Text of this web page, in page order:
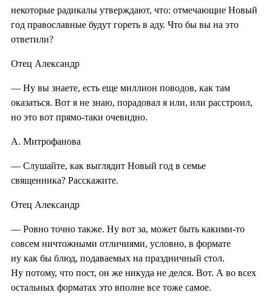
некоторые радикалы утверждают, что: отмечающие Новый
год православные будут гореть в аду. Что бы вы на это
ответили?
Отец Александр
— Ну вы знаете, есть еще миллион поводов, как там
оказаться. Вот я не знаю, порадовал я или, или расстроил,
но это вот прямо-таки очевидно.
А. Митрофанова
— Слушайте, как выглядит Новый год в семье
священника? Расскажите.
Отец Александр
— Ровно точно также. Ну вот за, может быть какими-то
совсем ничтожными отличиями, условно, в формате
ну как бы блюд, подаваемых на праздничный стол.
Ну потому, что пост, он же никуда не делся. Вот. А во всех
остальных форматах это вполне все тоже самое.